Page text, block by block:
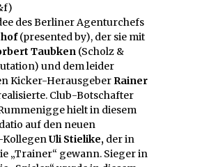
des Berliner Agenturchefs
(presented by), der sie mit
Taubken (Scholz &
und dem leider
Kicker-Herausgeber Rainer
Club-Botschafter
hielt in diesem
auf den neuen
Uli Stielike, der in
„Trainer“ gewann. Sieger in